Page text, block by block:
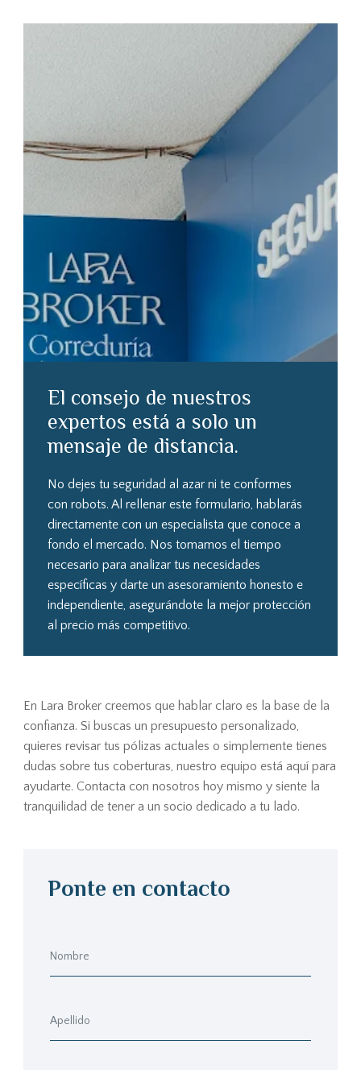
El consejo de nuestros
expertos está a solo un
mensaje de distancia.
No dejes tu seguridad al azar ni te conformes
con robots. Al rellenar este formulario, hablarás
directamente con un especialista que conoce a
fondo el mercado. Nos tomamos el tiempo
necesario para analizar tus necesidades
específicas y darte un asesoramiento honesto e
independiente, asegurándote la mejor protección
al precio más competitivo.
En Lara Broker creemos que hablar claro es la base de la
confianza. Si buscas un presupuesto personalizado,
quieres revisar tus pólizas actuales o simplemente tienes
dudas sobre tus coberturas, nuestro equipo está aquí para
ayudarte. Contacta con nosotros hoy mismo y siente la
tranquilidad de tener a un socio dedicado a tu lado.
Ponte en contacto